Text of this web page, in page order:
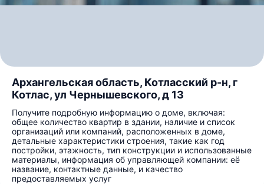
Архангельская область, Котласский р-н, г
Котлас, ул Чернышевского, д 13
Получите подробную информацию о доме, включая:
общее количество квартир в здании, наличие и список
организаций или компаний, расположенных в доме,
детальные характеристики строения, такие как год
постройки, этажность, тип конструкции и использованные
материалы, информация об управляющей компании: её
название, контактные данные, и качество
предоставляемых услуг